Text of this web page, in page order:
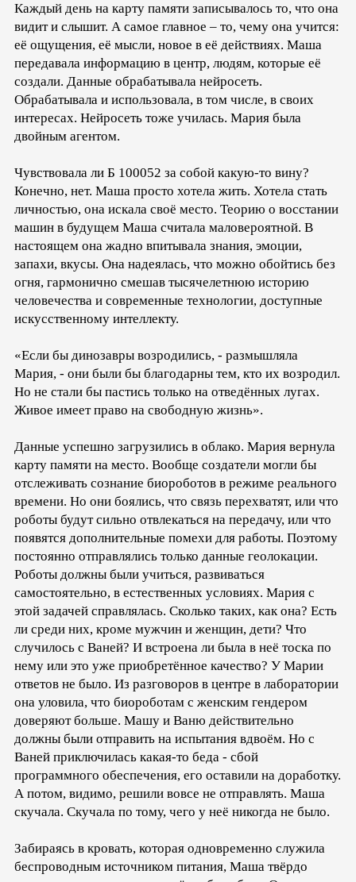
Каждый день на карту памяти записывалось то, что она
видит и слышит. А самое главное – то, чему она учится:
её ощущения, её мысли, новое в её действиях. Маша
передавала информацию в центр, людям, которые её
создали. Данные обрабатывала нейросеть.
Обрабатывала и использовала, в том числе, в своих
интересах. Нейросеть тоже училась. Мария была
двойным агентом.
Чувствовала ли Б 100052 за собой какую-то вину?
Конечно, нет. Маша просто хотела жить. Хотела стать
личностью, она искала своё место. Теорию о восстании
машин в будущем Маша считала маловероятной. В
настоящем она жадно впитывала знания, эмоции,
запахи, вкусы. Она надеялась, что можно обойтись без
огня, гармонично смешав тысячелетнюю историю
человечества и современные технологии, доступные
искусственному интеллекту.
«Если бы динозавры возродились, - размышляла
Мария, - они были бы благодарны тем, кто их возродил.
Но не стали бы пастись только на отведённых лугах.
Живое имеет право на свободную жизнь».
Данные успешно загрузились в облако. Мария вернула
карту памяти на место. Вообще создатели могли бы
отслеживать сознание биороботов в режиме реального
времени. Но они боялись, что связь перехватят, или что
роботы будут сильно отвлекаться на передачу, или что
появятся дополнительные помехи для работы. Поэтому
постоянно отправлялись только данные геолокации.
Роботы должны были учиться, развиваться
самостоятельно, в естественных условиях. Мария с
этой задачей справлялась. Сколько таких, как она? Есть
ли среди них, кроме мужчин и женщин, дети? Что
случилось с Ваней? И встроена ли была в неё тоска по
нему или это уже приобретённое качество? У Марии
ответов не было. Из разговоров в центре в лаборатории
она уловила, что биороботам с женским гендером
доверяют больше. Машу и Ваню действительно
должны были отправить на испытания вдвоём. Но с
Ваней приключилась какая-то беда - сбой
программного обеспечения, его оставили на доработку.
А потом, видимо, решили вовсе не отправлять. Маша
скучала. Скучала по тому, чего у неё никогда не было.
Забираясь в кровать, которая одновременно служила
беспроводным источником питания, Маша твёрдо